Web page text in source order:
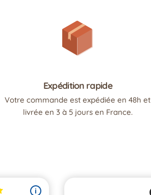
Expédition rapide
Votre commande est expédiée en 48h et
livrée en 3 à 5 jours en France.